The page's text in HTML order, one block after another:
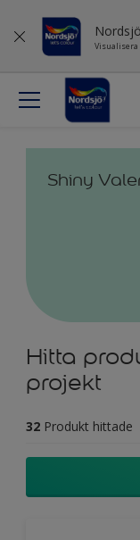
Visualisera
Shiny
Hitta
projekt
32 Produkt hittade